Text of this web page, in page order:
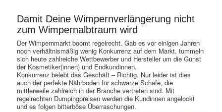
Damit Deine Wimpernverlängerung nicht
zum Wimpernalbtraum wird
Der Wimpernmarkt boomt regelrecht. Gab es vor einigen Jahren
noch verhältnismäßig wenig Konkurrenz auf dem Markt, tummeln
sich heute zahlreiche Wettbewerber und Hersteller um die Gunst
der Kosmetiker(innen) und Endkundinnen.
Konkurrenz belebt das Geschäft – Richtig. Nur leider ist dies
auch der perfekte Nährboden für schwarze Schafe, die
mittlerweile zahlreich in der Branche vertreten sind. Mit
regelrechten Dumpingpreisen werden die Kundinnen angelockt
und es folgen bitterböse Überraschungen.